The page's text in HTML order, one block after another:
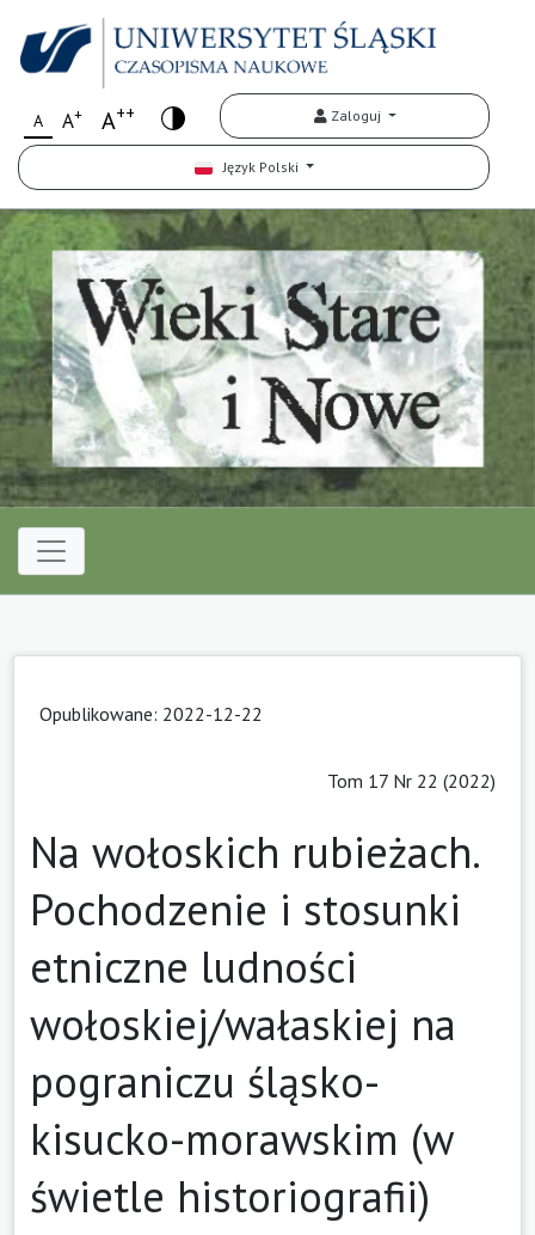
A A+ A++ Zaloguj
Język Polski
Opublikowane: 2022-12-22
Tom 17 Nr 22 (2022)
Na wołoskich rubieżach.
Pochodzenie i stosunki
etniczne ludności
wołoskiej/wałaskiej na
pograniczu śląsko-
kisucko-morawskim (w
świetle historiografii)